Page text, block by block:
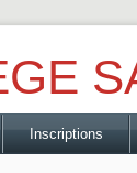
Inscriptions